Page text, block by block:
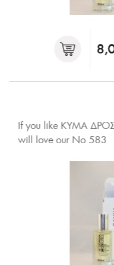
If you like ΚΥΜΑ
will love our No 583